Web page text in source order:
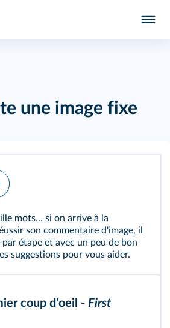
une image fixe
mots… si on arrive à la
son commentaire d'image, il
étape et avec un peu de bon
suggestions pour vous aider.
coup d'oeil - First